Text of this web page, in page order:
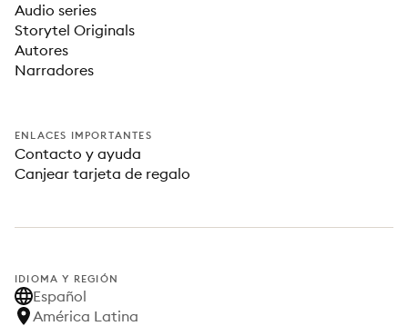
Audio series
Storytel Originals
Autores
Narradores
ENLACES IMPORTANTES
Contacto y ayuda
Canjear tarjeta de regalo
IDIOMA Y REGIÓN
Español
América Latina